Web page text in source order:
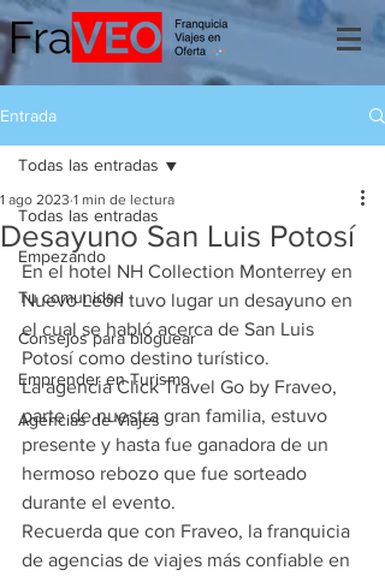
Entrada
Todas las entradas
Empezando
Tu comunidad
Consejos para bloguear
Emprender en Turismo
Agencias de Viajes
Todas las entradas
Desayuno San Luis Potosí
1 ago 2023 1 min de lectura
En el hotel NH Collection Monterrey en
Nuevo León tuvo lugar un desayuno en
el cual se habló acerca de San Luis
Potosí como destino turístico.
La agencia Click Travel Go by Fraveo,
parte de nuestra gran familia, estuvo
presente y hasta fue ganadora de un
hermoso rebozo que fue sorteado
durante el evento.
Recuerda que con Fraveo, la franquicia
de agencias de viajes más confiable en